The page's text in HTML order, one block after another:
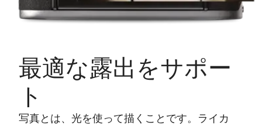
最適な露出をサポー
ト
写真とは、光を使って描くことです。ライカ